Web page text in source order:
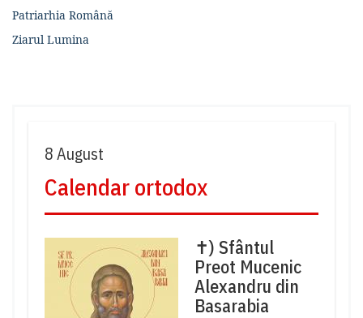
Patriarhia Română
Ziarul Lumina
8 August
Calendar ortodox
✝) Sfântul
Preot Mucenic
Alexandru din
Basarabia